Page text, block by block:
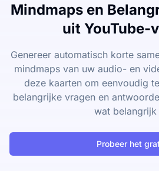
Mindmaps en
uit YouTube-
Genereer automatisch korte
mindmaps van uw audio- en
deze kaarten om eenvoudig
belangrijke vragen en
wat belangrijk
Probeer het